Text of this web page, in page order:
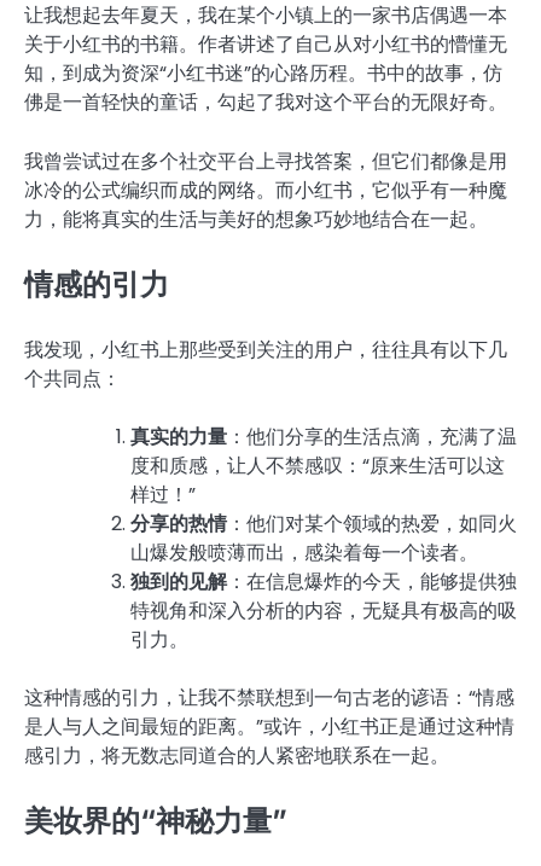
让我想起去年夏天，我在某个小镇上的一家书店偶遇一本
关于小红书的书籍。作者讲述了自己从对小红书的懵懂无
知，到成为资深“小红书迷”的心路历程。书中的故事，仿
佛是一首轻快的童话，勾起了我对这个平台的无限好奇。
我曾尝试过在多个社交平台上寻找答案，但它们都像是用
冰冷的公式编织而成的网络。而小红书，它似乎有一种魔
力，能将真实的生活与美好的想象巧妙地结合在一起。
情感的引力
我发现，小红书上那些受到关注的用户，往往具有以下几
个共同点：
真实的力量 ：他们分享的生活点滴，充满了温
度和质感，让人不禁感叹：“原来生活可以这
样过！”
分享的热情：他们对某个领域的热爱，如同火
山爆发般喷薄而出，感染着每一个读者。
独到的见解：在信息爆炸的今天，能够提供独
特视角和深入分析的内容，无疑具有极高的吸
引力。
这种情感的引力，让我不禁联想到一句古老的谚语：“情感
是人与人之间最短的距离。”或许，小红书正是通过这种情
感引力，将无数志同道合的人紧密地联系在一起。
美妆界的“神秘力量”